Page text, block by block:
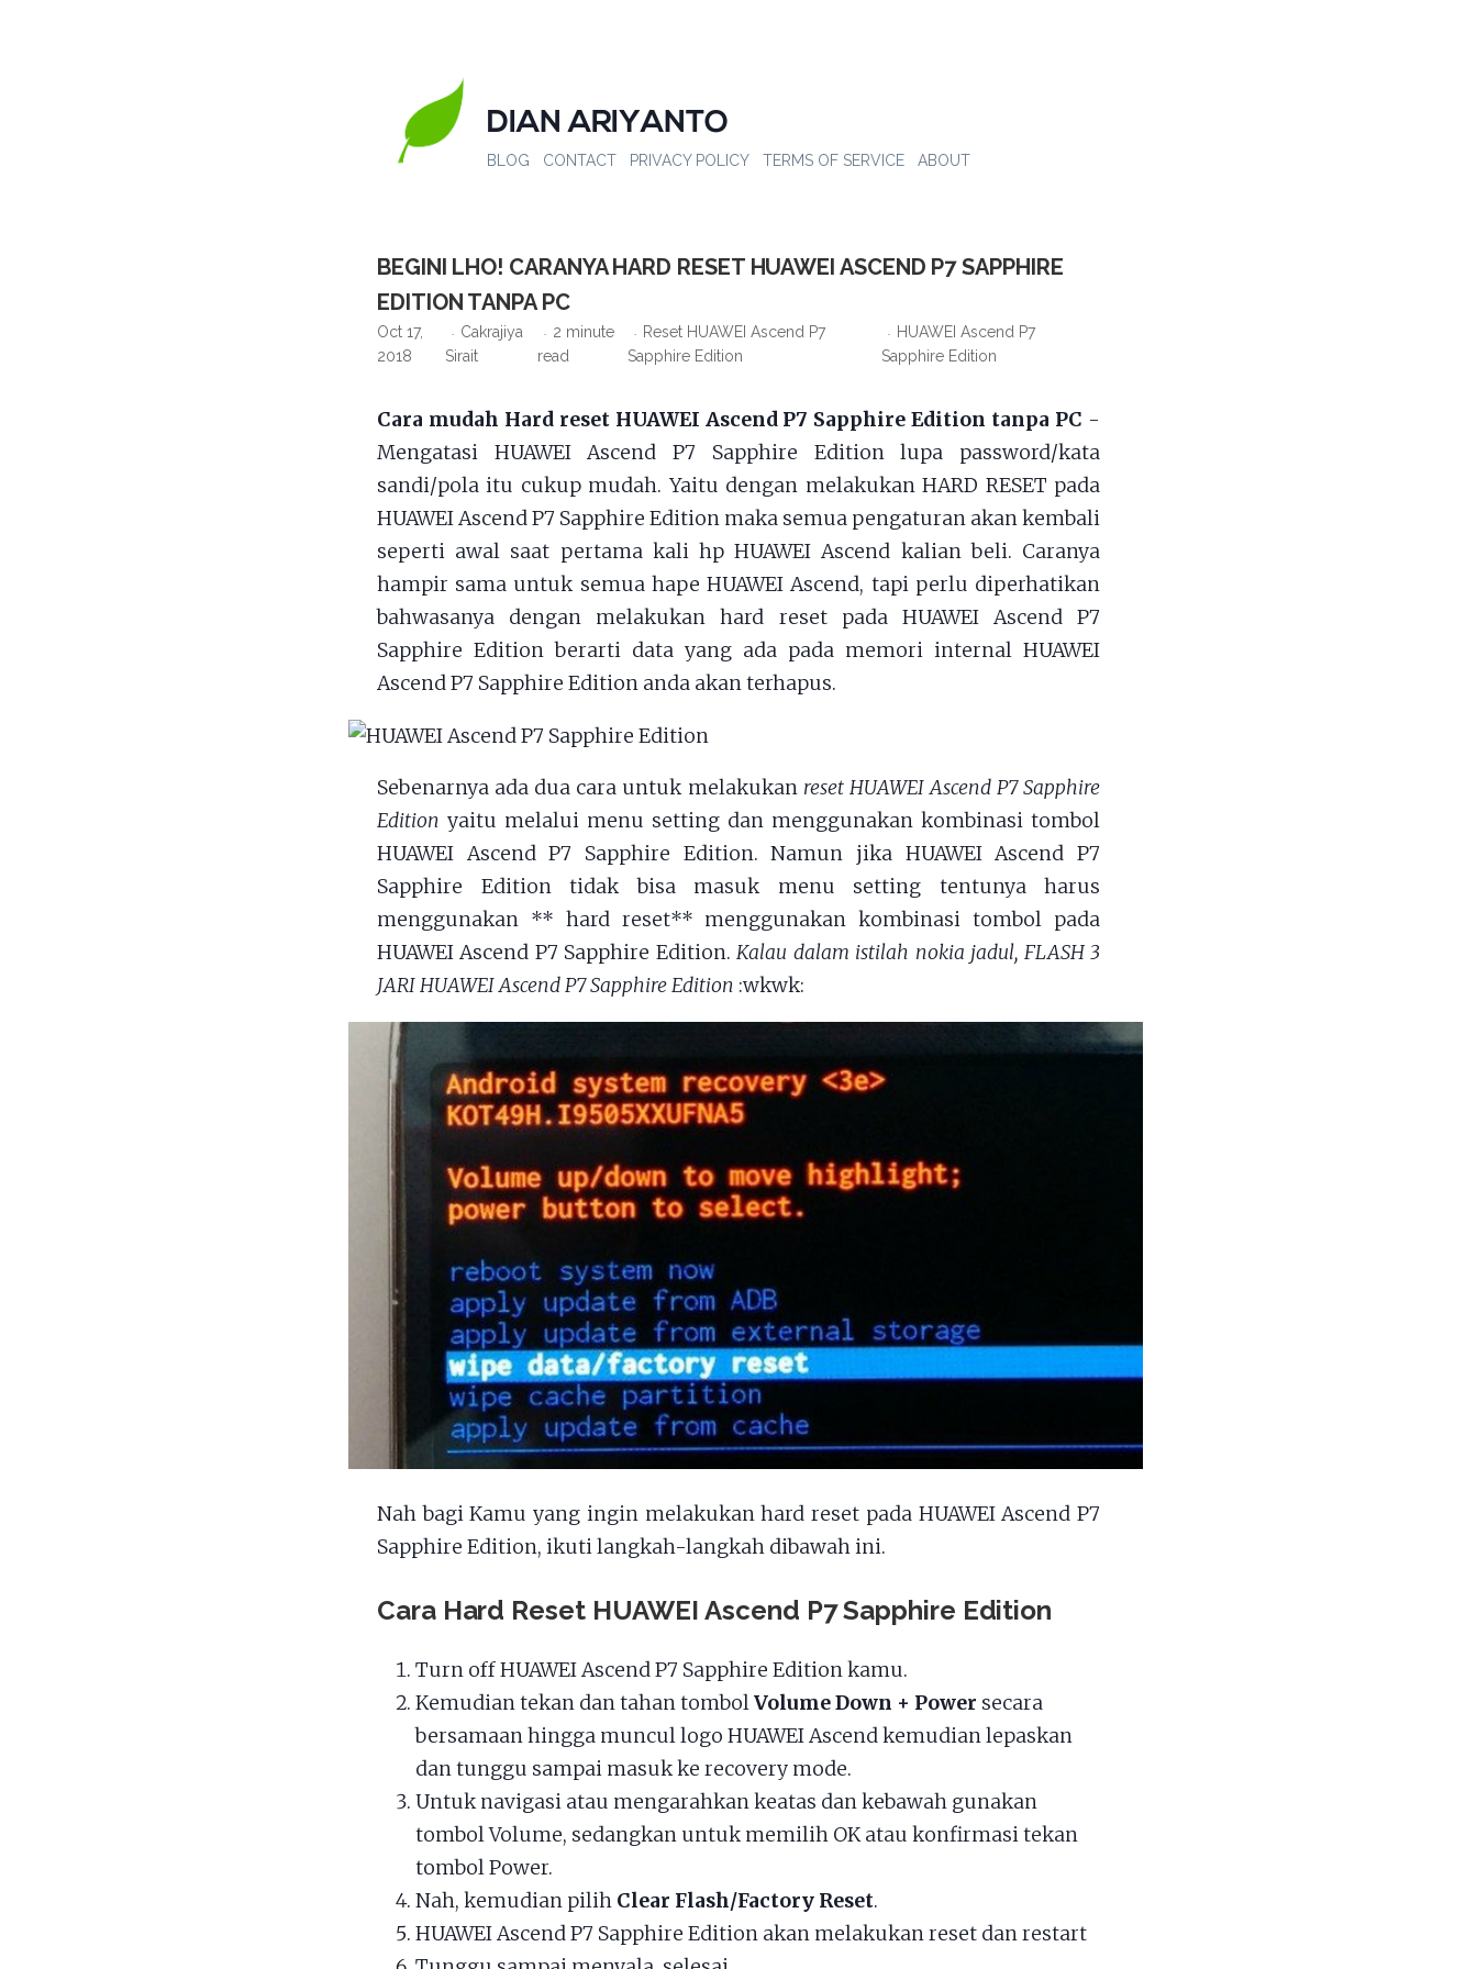
DIAN ARIYANTO
BLOG CONTACT PRIVACY POLICY TERMS OF SERVICE ABOUT
BEGINI LHO! CARANYA HARD RESET HUAWEI ASCEND P7 SAPPHIRE
EDITION TANPA PC
Oct 17,
2018
Cakrajiya
Sirait
2 minute
read
Reset HUAWEI Ascend P7
Sapphire Edition
HUAWEI Ascend P7
Sapphire Edition
Cara mudah Hard reset HUAWEI Ascend P7 Sapphire Edition tanpa PC -
Mengatasi HUAWEI Ascend P7 Sapphire Edition lupa password/kata
sandi/pola itu cukup mudah. Yaitu dengan melakukan HARD RESET pada
HUAWEI Ascend P7 Sapphire Edition maka semua pengaturan akan kembali
seperti awal saat pertama kali hp HUAWEI Ascend kalian beli. Caranya
hampir sama untuk semua hape HUAWEI Ascend, tapi perlu diperhatikan
bahwasanya dengan melakukan hard reset pada HUAWEI Ascend P7
Sapphire Edition berarti data yang ada pada memori internal HUAWEI
Ascend P7 Sapphire Edition anda akan terhapus.
Sebenarnya ada dua cara untuk melakukan reset HUAWEI Ascend P7 Sapphire
Edition yaitu melalui menu setting dan menggunakan kombinasi tombol
HUAWEI Ascend P7 Sapphire Edition. Namun jika HUAWEI Ascend P7
Sapphire Edition tidak bisa masuk menu setting tentunya harus
menggunakan ** hard reset** menggunakan kombinasi tombol pada
HUAWEI Ascend P7 Sapphire Edition.Kalau dalam istilah nokia jadul, FLASH 3
JARI HUAWEI Ascend P7 Sapphire Edition :wkwk:
Nah bagi Kamu yang ingin melakukan hard reset pada HUAWEI Ascend P7
Sapphire Edition, ikuti langkah-langkah dibawah ini.
Cara Hard Reset HUAWEI Ascend P7 Sapphire Edition
Turn off HUAWEI Ascend P7 Sapphire Edition kamu.
Kemudian tekan dan tahan tombolVolume Down + Power secara
bersamaan hingga muncul logo HUAWEI Ascend kemudian lepaskan
dan tunggu sampai masuk ke recovery mode.
Untuk navigasi atau mengarahkan keatas dan kebawah gunakan
tombol Volume, sedangkan untuk memilih OK atau konfirmasi tekan
tombol Power.
Nah, kemudian pilih Clear Flash/Factory Reset.
HUAWEI Ascend P7 Sapphire Edition akan melakukan reset dan restart